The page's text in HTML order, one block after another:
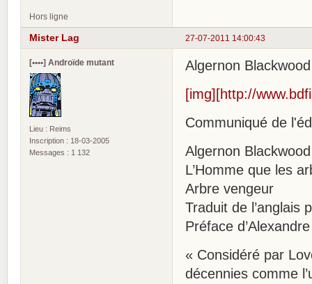
Hors ligne
27-07-2011 14:00:43
Mister Lag
[••••] Androïde mutant
Lieu : Reims
Inscription : 18-03-2005
Messages : 1 132
Algernon
[img][http://
Communiqué de
Algernon Blackwood
L’Homme que les
Arbre vengeur
Traduit de l’anglais
Préface
« Considéré par
décennies comme